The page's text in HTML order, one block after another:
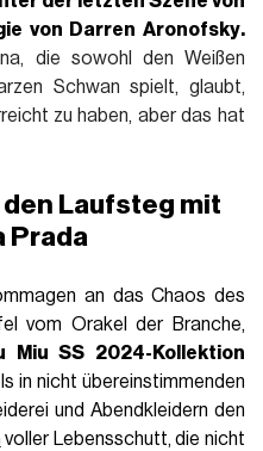
von Darren Aronofsky.
die sowohl den Weißen
Schwan spielt, glaubt,
zu haben, aber das hat
Laufsteg mit
Prada
an das Chaos des
vom Orakel der Branche,
Miu SS 2024-Kollektion
in nicht übereinstimmenden
und Abendkleidern den
voller Lebensschutt, die nicht